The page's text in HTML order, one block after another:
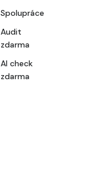
Spolupráce
Audit
zdarma
AI check
zdarma